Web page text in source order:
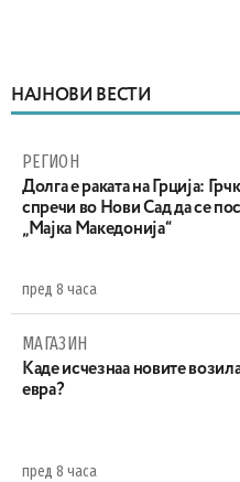
НАЈНОВИ ВЕСТИ
РЕГИОН
Долга е раката на Грција:
спречи во Нови Сад да се
„Мајка Македонија“
пред 8 часа
МАГАЗИН
Каде исчезнаа новите
евра?
пред 8 часа